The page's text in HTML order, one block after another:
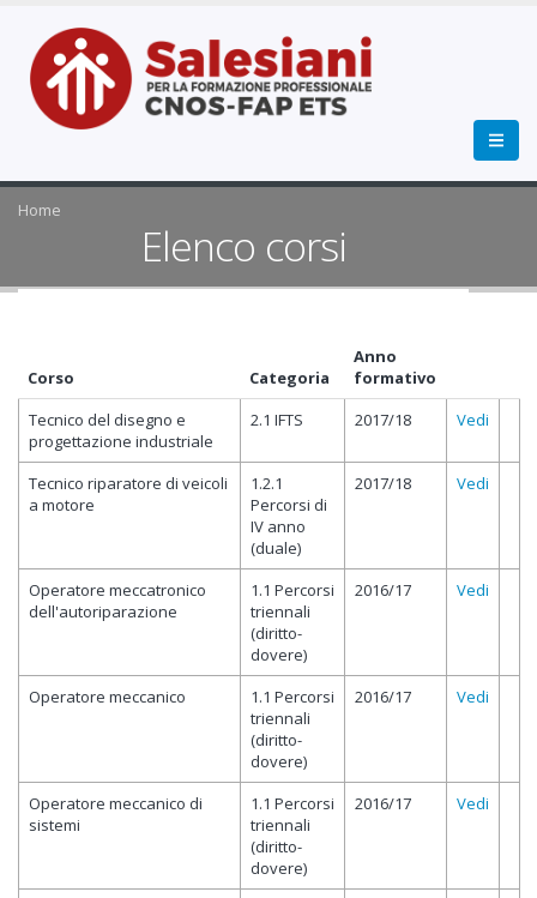
Home
Elenco corsi
Corso Categoria
Anno
formativo
Tecnico del disegno e
progettazione industriale
2.1 IFTS 2017/18 Vedi
Tecnico riparatore di veicoli
a motore
1.2.1
Percorsi di
IV anno
(duale)
2017/18 Vedi
Operatore meccatronico
dell'autoriparazione
1.1 Percorsi
triennali
(diritto-
dovere)
2016/17 Vedi
Operatore meccanico
1.1 Percorsi
triennali
(diritto-
dovere)
2016/17 Vedi
Operatore meccanico di
sistemi
1.1 Percorsi
triennali
(diritto-
dovere)
2016/17 Vedi